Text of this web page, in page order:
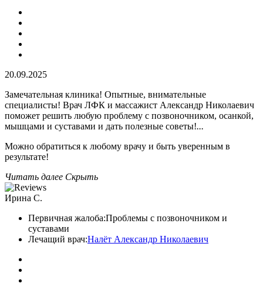
20.09.2025
Замечательная клиника! Опытные, внимательные
специалисты! Врач ЛФК и массажист Александр Николаевич
поможет решить любую проблему с позвоночником, осанкой,
мышцами и суставами и дать полезные советы!...
Можно обратиться к любому врачу и быть уверенным в
результате!
Читать далее Скрыть
Ирина С.
Первичная жалоба:Проблемы с позвоночником и
суставами
Лечащий врач:Налёт Александр Николаевич